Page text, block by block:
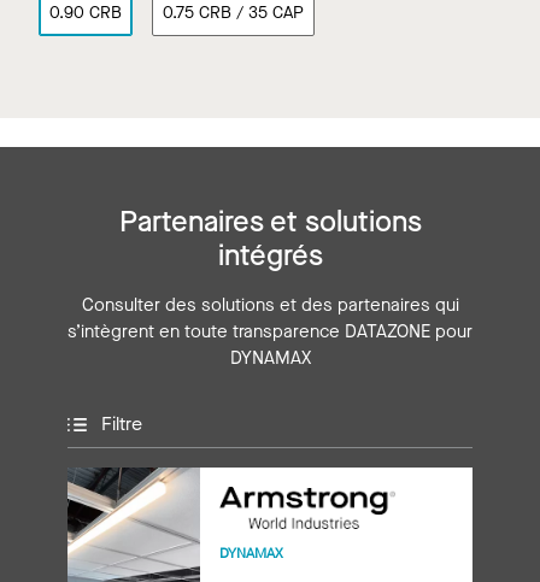
0.90 CRB 0.75 CRB / 35 CAP
Partenaires et solutions
intégrés
Consulter des solutions et des partenaires qui
s’intègrent en toute transparence DATAZONE pour
DYNAMAX
Filtre
DYNAMAX